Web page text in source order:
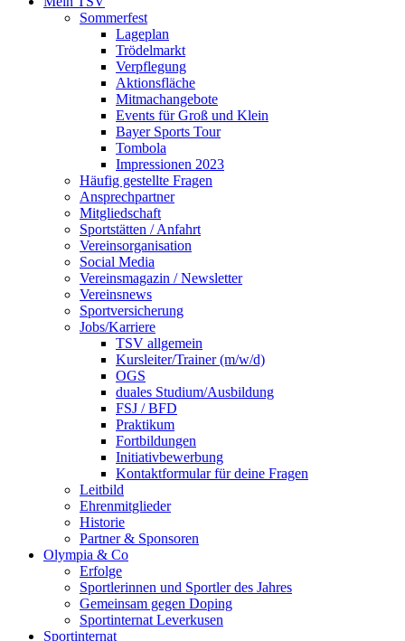
Sommerfest
Lageplan
Trödelmarkt
Verpflegung
Aktionsfläche
Mitmachangebote
Events für Groß und Klein
Bayer Sports Tour
Tombola
Impressionen 2023
Häufig gestellte Fragen
Ansprechpartner
Mitgliedschaft
Sportstätten / Anfahrt
Vereinsorganisation
Social Media
Vereinsmagazin / Newsletter
Vereinsnews
Sportversicherung
Jobs/Karriere
TSV allgemein
Kursleiter/Trainer (m/w/d)
OGS
duales Studium/Ausbildung
FSJ / BFD
Praktikum
Fortbildungen
Initiativbewerbung
Kontaktformular für deine Fragen
Leitbild
Ehrenmitglieder
Historie
Partner & Sponsoren
Olympia & Co
Erfolge
Sportlerinnen und Sportler des Jahres
Gemeinsam gegen Doping
Sportinternat Leverkusen
Sportinternat